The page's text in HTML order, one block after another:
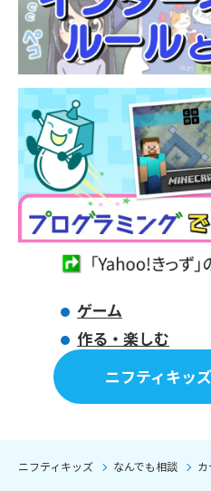
ゲーム
作る・楽しむ
ニフティキッ
ニフティキッズ なんでも相談